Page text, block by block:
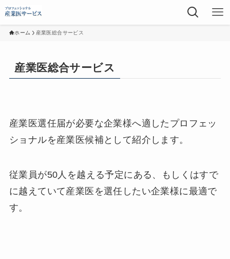
ホーム 産業医総合サービス
産業医総合サービス
産業医選任届が必要な企業様へ適したプロフェッ
ショナルを産業医候補として紹介します。
従業員が50人を越える予定にある、もしくはすで
に越えていて産業医を選任したい企業様に最適で
す。